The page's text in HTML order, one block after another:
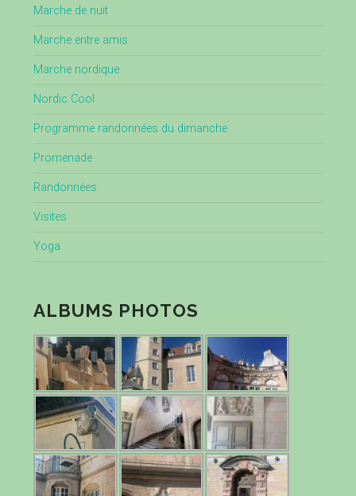
Marche de nuit
Marche entre amis
Marche nordique
Nordic Cool
Programme randonnées du dimanche
Promenade
Randonnées
Visites
Yoga
ALBUMS PHOTOS